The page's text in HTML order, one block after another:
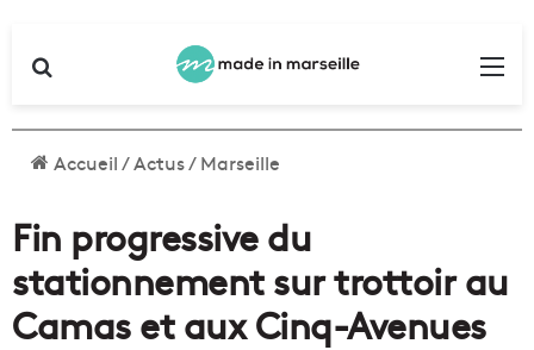
Accueil/Actus/Marseille
Fin progressive du
stationnement sur trottoir au
Camas et aux Cinq-Avenues